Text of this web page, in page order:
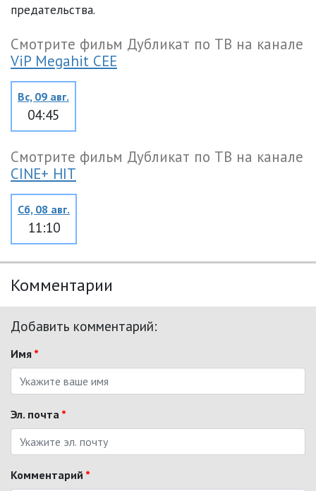
предательства.
Смотрите фильм Дубликат по ТВ на канале
ViP Megahit CEE
Вс, 09 авг.
04:45
Смотрите фильм Дубликат по ТВ на канале
CINE+ HIT
Сб, 08 авг.
11:10
Комментарии
Добавить комментарий:
Имя *
Эл. почта *
Комментарий *